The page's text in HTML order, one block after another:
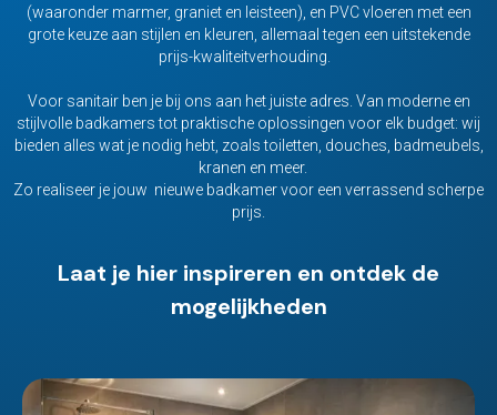
(waaronder marmer, graniet en leisteen), en PVC vloeren met een
grote keuze aan stijlen en kleuren, allemaal tegen een uitstekende
prijs-kwaliteitverhouding.
Voor sanitair ben je bij ons aan het juiste adres. Van moderne en
stijlvolle badkamers tot praktische oplossingen voor elk budget: wij
bieden alles wat je nodig hebt, zoals toiletten, douches, badmeubels,
kranen en meer.
Zo realiseer je jouw nieuwe badkamer voor een verrassend scherpe
prijs.
Laat je hier inspireren en ontdek de
mogelijkheden